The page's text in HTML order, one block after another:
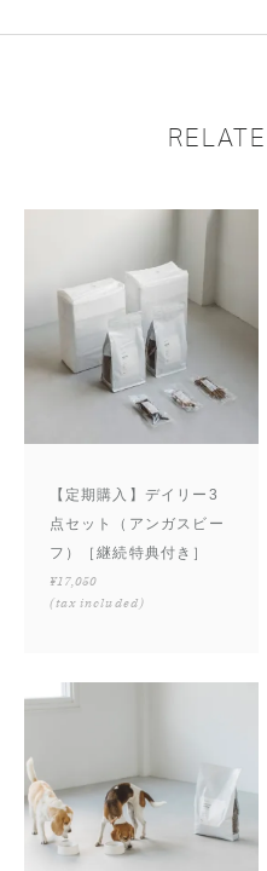
【定期購入】デイリー3
点セット（アンガスビー
フ）［継続特典付き］
¥17,050
(tax included)